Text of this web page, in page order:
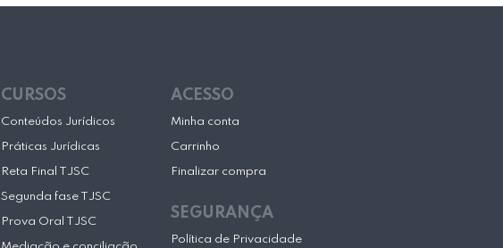
CURSOS
Conteúdos Jurídicos
Práticas Jurídicas
Reta Final TJSC
Segunda fase TJSC
Prova Oral TJSC
ACESSO
Minha conta
Carrinho
Finalizar compra
SEGURANÇA
Política de Privacidade